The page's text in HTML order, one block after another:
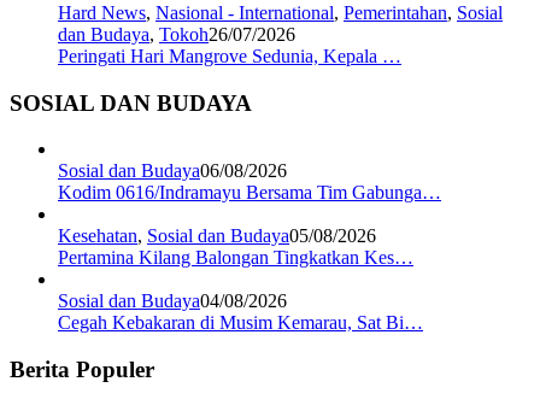
Hard News, Nasional - International, Pemerintahan, Sosial
dan Budaya, Tokoh26/07/2026
Peringati Hari Mangrove Sedunia, Kepala …
SOSIAL DAN BUDAYA
Sosial dan Budaya06/08/2026
Kodim 0616/Indramayu Bersama Tim Gabunga…
Kesehatan, Sosial dan Budaya05/08/2026
Pertamina Kilang Balongan Tingkatkan Kes…
Sosial dan Budaya04/08/2026
Cegah Kebakaran di Musim Kemarau, Sat Bi…
Berita Populer